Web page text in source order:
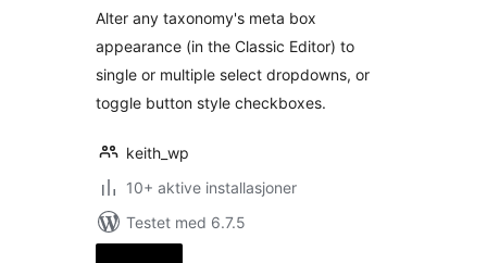
Alter any taxonomy's meta box
appearance (in the Classic Editor) to
single or multiple select dropdowns, or
toggle button style checkboxes.
keith_wp
10+ aktive installasjoner
Testet med 6.7.5